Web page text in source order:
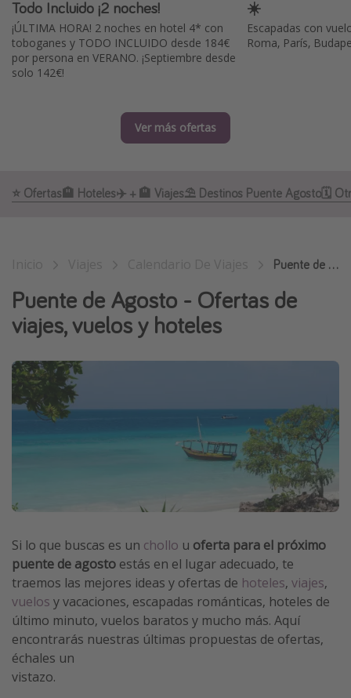
Islas Baleares
México
Tailandia
Camping
Ofertas para Vacaciones Activas
Viajes en familia
Vacaciones de Playa
Viajes para singles
Escapadas románticas
Hoteles más hot de España
Guía de equipaje de mano
Parques de atracciones
Viaja con musicales
El Rey León el musical
Harry Potter en Londres y otros destinos
Eventos deportivos
Todo Incluido ¡2 noches!
¡ÚLTIMA HORA! 2 noches en hotel 4* con
toboganes y TODO INCLUIDO desde 184€
por persona en VERANO. ¡Septiembre desde
solo 142€!
☀️
Escapadas con
Roma, París,
Ver más ofertas
⭐️ Ofertas🏨 Hoteles✈️ + 🏨 Viajes⛱️ Destinos Puente Agosto🗓
Puente de Agosto
Puente de Agosto - Ofertas de
viajes, vuelos y hoteles
Si lo que buscas es un chollo u oferta para el próximo
puente de agosto estás en el lugar adecuado, te
traemos las mejores ideas y ofertas de hoteles, viajes,
vuelos y vacaciones, escapadas románticas, hoteles de
último minuto, vuelos baratos y mucho más. Aquí
encontrarás nuestras últimas propuestas de ofertas,
échales un
vistazo.